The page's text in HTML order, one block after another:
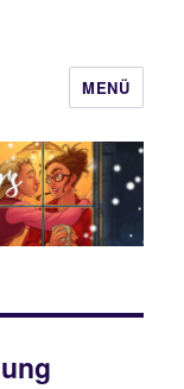
MENÜ